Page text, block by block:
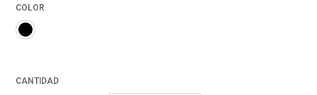
COLOR
CANTIDAD